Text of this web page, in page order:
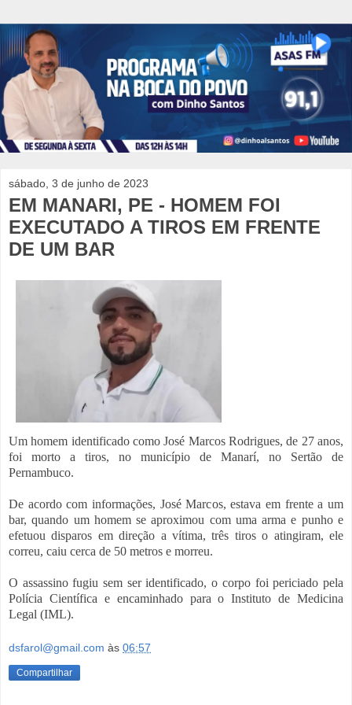
sábado, 3 de junho de 2023
EM MANARI, PE - HOMEM FOI
EXECUTADO A TIROS EM FRENTE
DE UM BAR
Um homem identificado como José Marcos Rodrigues, de 27 anos,
foi morto a tiros, no município de Manarí, no Sertão de
Pernambuco.
De acordo com informações, José Marcos, estava em frente a um
bar, quando um homem se aproximou com uma arma e punho e
efetuou disparos em direção a vítima, três tiros o atingiram, ele
correu, caiu cerca de 50 metros e morreu.
O assassino fugiu sem ser identificado, o corpo foi periciado pela
Polícia Científica e encaminhado para o Instituto de Medicina
Legal (IML).
dsfarol@gmail.com às 06:57
Compartilhar